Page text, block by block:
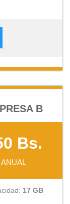
B
Bs.
ANUAL
17 GB